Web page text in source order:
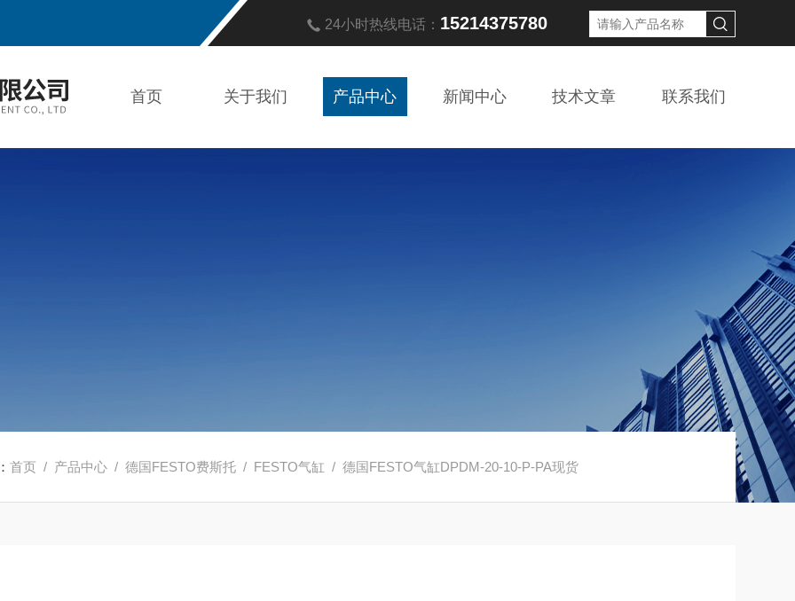
24小时热线电话： 15214375780
首页 关于我们 产品中心 新闻中心 技术文章 联系我们
首页 / 产品中心 /德国FESTO费斯托 / FESTO气缸 / 德国FESTO气缸DPDM-20-10-P-PA现货